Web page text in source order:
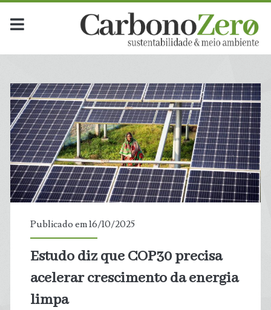
Publicado em 16/10/2025
Estudo diz que COP30 precisa
acelerar crescimento da energia
limpa